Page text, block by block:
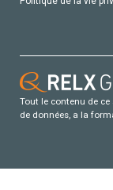
Tout le contenu de
de données, a la